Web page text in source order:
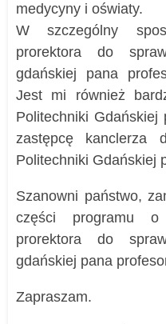
medycyny i oświaty.
W szczególny
prorektora do
gdańskiej pana
Jest mi również
Politechniki
zastępcę kanclerza
Politechniki Gdańskiej
Szanowni państwo,
części programu o
prorektora do
gdańskiej pana
Zapraszam.